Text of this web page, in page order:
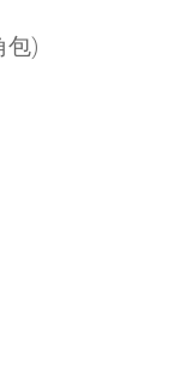
包)